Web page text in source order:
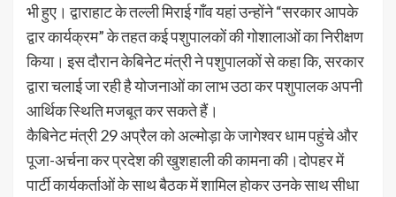
भी हुए। द्वाराहाट के तल्ली मिराई गाँव यहां उन्होंने “सरकार आपके
द्वार कार्यक्रम” के तहत कई पशुपालकों की गोशालाओं का निरीक्षण
किया। इस दौरान केबिनेट मंत्री ने पशुपालकों से कहा कि, सरकार
द्वारा चलाई जा रही है योजनाओं का लाभ उठा कर पशुपालक अपनी
आर्थिक स्थिति मजबूत कर सकते हैं।
कैबिनेट मंत्री 29 अप्रैल को अल्मोड़ा के जागेश्वर धाम पहुंचे और
पूजा-अर्चना कर प्रदेश की खुशहाली की कामना की।दोपहर में
पार्टी कार्यकर्ताओं के साथ बैठक में शामिल होकर उनके साथ सीधा